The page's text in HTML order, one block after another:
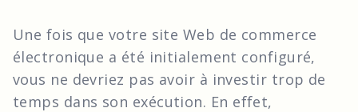
Une fois que votre site Web de commerce
électronique a été initialement configuré,
vous ne devriez pas avoir à investir trop de
temps dans son exécution. En effet,